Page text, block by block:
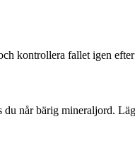
kontrollera fallet igen
når bärig mineraljord.